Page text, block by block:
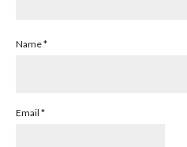
Name*
Email *